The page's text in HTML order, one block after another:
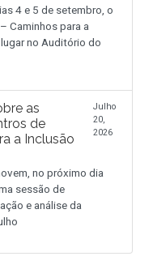
4 e 5 de setembro, o
Caminhos para a
no Auditório do
as
de
a Inclusão
Julho
20,
2026
no próximo dia
sessão de
e análise da